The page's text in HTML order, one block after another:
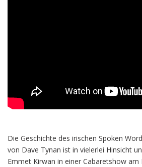
Die Geschichte des irischen Spoken
von Dave Tynan ist in vielerlei Hinsicht
Emmet Kirwan in einer Cabaretshow am